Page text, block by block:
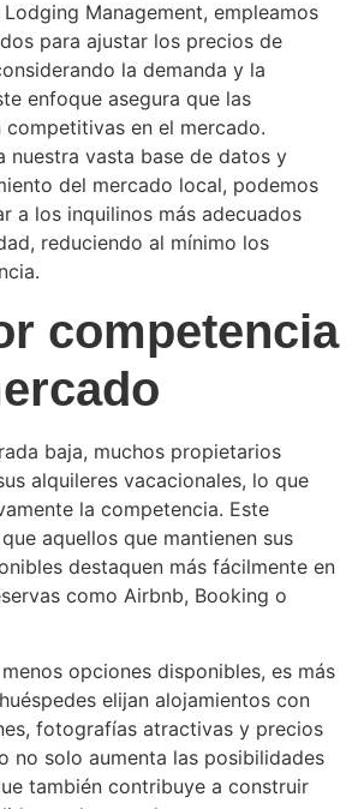
Management, empleamos
para ajustar los precios de
la demanda y la
enfoque asegura que las
competitivas en el mercado.
nuestra vasta base de datos y
del mercado local, podemos
a los inquilinos más adecuados
reduciendo al mínimo los
competencia
baja, muchos propietarios
alquileres vacacionales, lo que
la competencia. Este
aquellos que mantienen sus
destaquen más fácilmente en
como Airbnb, Booking o
opciones disponibles, es más
elijan alojamientos con
fotografías atractivas y precios
no solo aumenta las posibilidades
también contribuye a construir